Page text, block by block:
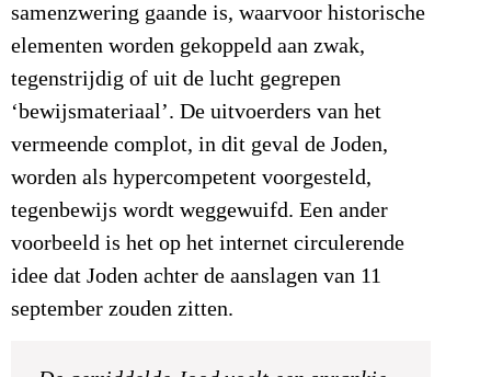
samenzwering gaande is, waarvoor historische
elementen worden gekoppeld aan zwak,
tegenstrijdig of uit de lucht gegrepen
‘bewijsmateriaal’. De uitvoerders van het
vermeende complot, in dit geval de Joden,
worden als hypercompetent voorgesteld,
tegenbewijs wordt weggewuifd. Een ander
voorbeeld is het op het internet circulerende
idee dat Joden achter de aanslagen van 11
september zouden zitten.